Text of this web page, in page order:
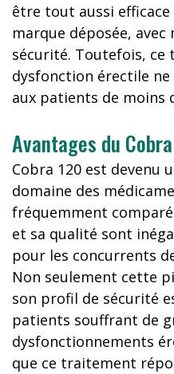
être tout aussi
marque déposée,
sécurité. Toutefois, ce
dysfonction érectile
aux patients de moins
Avantages du
Cobra 120 est devenu
domaine des
fréquemment
et sa qualité sont
pour les concurrents
Non seulement cette
son profil de sécurité
patients souffrant de
dysfonctionnements
que ce traitement